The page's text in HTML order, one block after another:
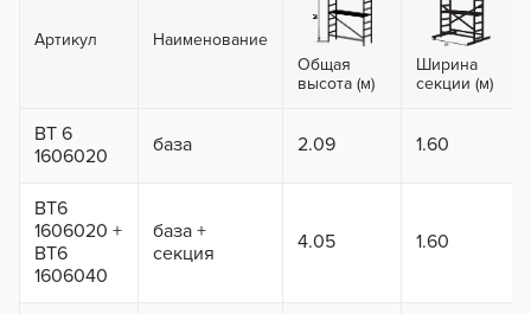
Артикул
Наименование
Общая
высота (м)
Ширина
секции (м)
BT 6
1606020
база 2.09 1.60
ВТ6
1606020 +
ВТ6
1606040
база +
секция
4.05 1.60